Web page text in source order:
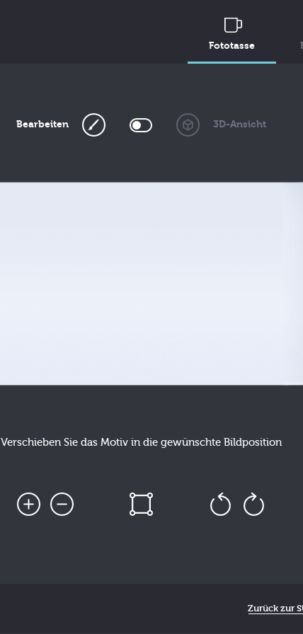
Fototasse
Bearbeiten 3D-Ansicht
Verschieben Sie das Motiv in die gewünschte Bildposition
Zurück zur